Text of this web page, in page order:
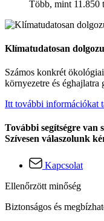
Több, mint 11.850
Klímatudatosan
Számos konkrét
környezetre és éghajlatra
Itt további információkat
További segítségre van
Szívesen válaszolunk
Kapcsolat
Ellenőrzött minőség
Biztonságos és